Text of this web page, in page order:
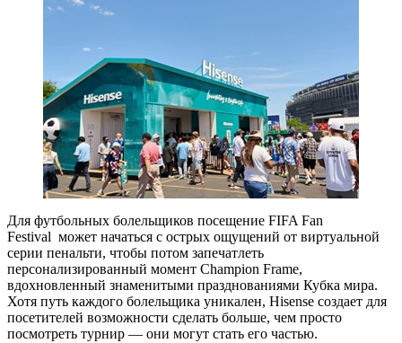
Для футбольных болельщиков посещение FIFA Fan
Festival может начаться с острых ощущений от виртуальной
серии пенальти, чтобы потом запечатлеть
персонализированный момент Champion Frame,
вдохновленный знаменитыми празднованиями Кубка мира.
Хотя путь каждого болельщика уникален, Hisense создает для
посетителей возможности сделать больше, чем просто
посмотреть турнир — они могут стать его частью.